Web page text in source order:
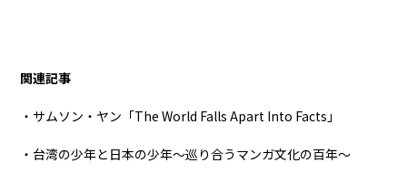
関連記事
・サムソン・ヤン「The World Falls Apart Into Facts」
・台湾の少年と日本の少年～巡り合うマンガ文化の百年～